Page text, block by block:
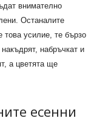
внимателно
Останалите
това усилие, те бързо
набръчкат и
а цветята ще
есенни